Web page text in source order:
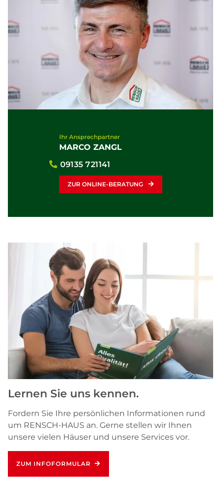
Ihr Ansprechpartner
MARCO ZANGL
09135 721141
ZUR ONLINE-BERATUNG
Lernen Sie uns kennen.
Fordern Sie Ihre persönlichen Informationen rund
um RENSCH-HAUS an. Gerne stellen wir Ihnen
unsere vielen Häuser und unsere Services vor.
ZUM INFOFORMULAR